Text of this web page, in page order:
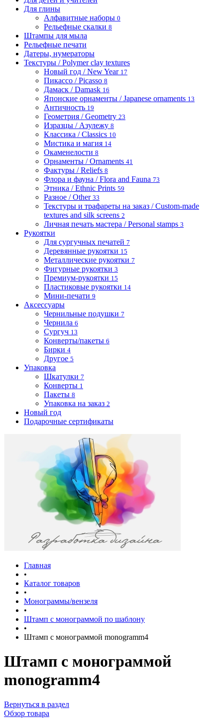
Для глины
Алфавитные наборы 0
Рельефные скалки 8
Штампы для мыла
Рельефные печати
Датеры, нумераторы
Текстуры / Polymer clay textures
Новый год / New Year 17
Пикассо / Picasso 8
Дамаск / Damask 16
Японские орнаменты / Japanese ornaments 13
Античность 19
Геометрия / Geometry 23
Изразцы / Азулежу 8
Классика / Classics 10
Мистика и магия 14
Окаменелости 8
Орнаменты / Ornaments 41
Фактуры / Reliefs 8
Флора и фауна / Flora and Fauna 73
Этника / Ethnic Prints 59
Разное / Other 33
Текстуры и трафареты на заказ / Custom-made
textures and silk screens 2
Личная печать мастера / Personal stamps 3
Рукоятки
Для сургучных печатей 7
Деревянные рукоятки 15
Металлические рукоятки 7
Фигурные рукоятки 3
Премиум-рукоятки 15
Пластиковые рукоятки 14
Мини-печати 9
Аксессуары
Чернильные подушки 7
Чернила 6
Сургуч 13
Конверты/пакеты 6
Бирки 4
Другое 5
Упаковка
Шкатулки 7
Конверты 1
Пакеты 8
Упаковка на заказ 2
Новый год
Подарочные сертификаты
Главная
•
Каталог товаров
•
Монограммы/вензеля
•
Штамп с монограммой по шаблону
•
Штамп с монограммой monogramm4
Штамп с монограммой
monogramm4
Вернуться в раздел
Обзор товара